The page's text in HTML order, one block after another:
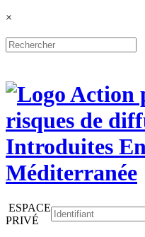
×
ESPACE
PRIVÉ